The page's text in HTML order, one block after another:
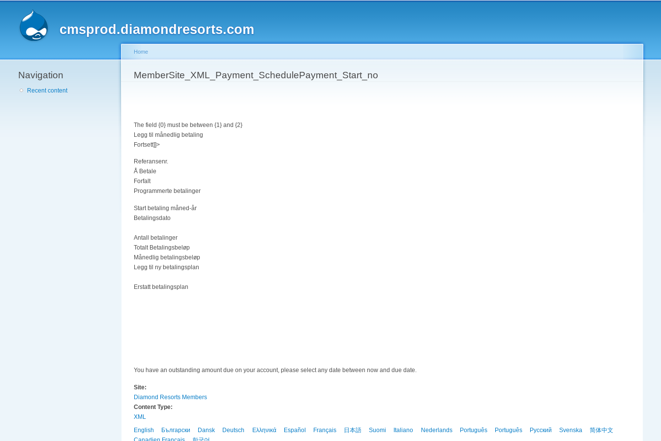
cmsprod.diamondresorts.com
Navigation
Recent content
You are here
Home
MemberSite_XML_Payment_SchedulePayment_Start_no
The field {0} must be between {1} and {2}
Legg til månedlig betaling
Fortsett]]>
Referansenr.
Å Betale
Forfalt
Programmerte betalinger
Start betaling måned-år
Betalingsdato
Antall betalinger
Totalt Betalingsbeløp
Månedlig betalingsbeløp
Legg til ny betalingsplan
Erstatt betalingsplan
You have an outstanding amount due on your account, please select any date between now and due date.
Site:
Diamond Resorts Members
Content Type:
XML
English
Български Dansk Deutsch Ελληνικά Español Français 日本語 Suomi Italiano Nederlands Português Português Русский Svenska
简体中文